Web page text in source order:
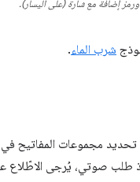
إضافة مع شارة (على اليسار).
شرب الماء.
طلب صوتي، يُرجى الاطّلاع